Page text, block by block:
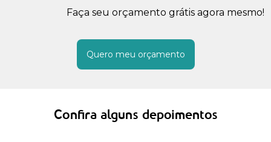
Faça seu orçamento grátis agora mesmo!
Quero meu orçamento
Confira alguns depoimentos